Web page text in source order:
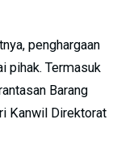
penghargaan
pihak. Termasuk
Barang
Kanwil Direktorat